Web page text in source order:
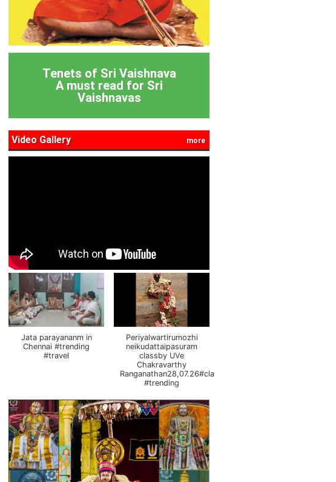
Tenets of Sri Vaishnava
A must read for Sri
Vaishnavas
Video Gallery more
Jata parayananm in
Chennai #trending
#travel
Periyalwartirumozhi
neikudattaipasuram
classby UVe
Chakravarthy
Ranganathan28,07.26#class
#trending